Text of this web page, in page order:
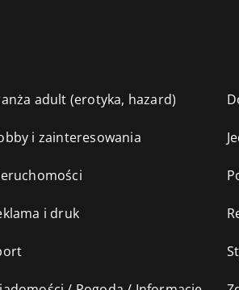
adult (erotyka, hazard)
i zainteresowania
i druk